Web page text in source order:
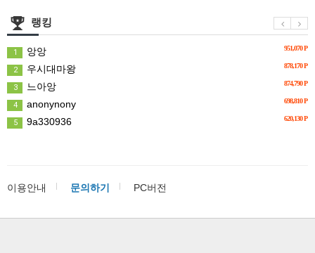
랭킹
951,070 P
1 앙앙
878,170 P
2 우시대마왕
874,790 P
3 느아앙
698,810 P
4 anonynony
620,130 P
5 9a330936
이용안내 문의하기 PC버전